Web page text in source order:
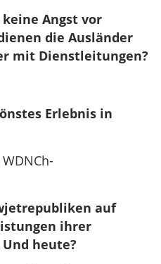
keine Angst vor
die Ausländer
mit Dienstleitungen?
Erlebnis in
auf
ihrer
heute?